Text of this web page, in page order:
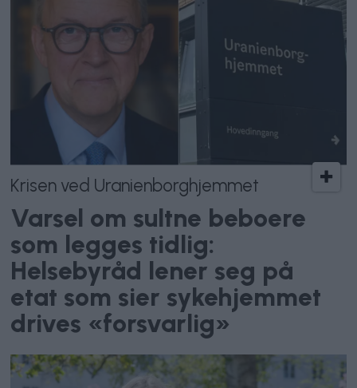
Krisen ved Uranienborghjemmet
Varsel om sultne beboere
som legges tidlig:
Helsebyråd lener seg på
etat som sier sykehjemmet
drives «forsvarlig»